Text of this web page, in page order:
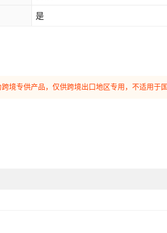
是
境专供产品，仅供跨境出口地区专用，不适用于